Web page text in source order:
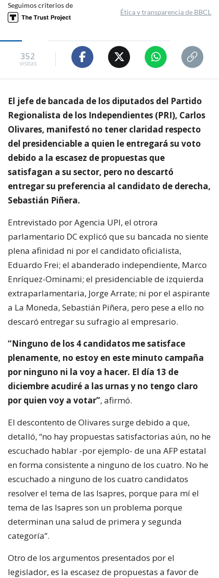
Seguimos criterios de
Ética y transparencia de BBCL
352
visitas
El jefe de bancada de los diputados del Partido
Regionalista de los Independientes (PRI), Carlos
Olivares, manifestó no tener claridad respecto
del presidenciable a quien le entregará su voto
debido a la escasez de propuestas que
satisfagan a su sector, pero no descartó
entregar su preferencia al candidato de derecha,
Sebastián Piñera.
Entrevistado por Agencia UPI, el otrora
parlamentario DC explicó que su bancada no siente
plena afinidad ni por el candidato oficialista,
Eduardo Frei; el abanderado independiente, Marco
Enríquez-Ominami; el presidenciable de izquierda
extraparlamentaria, Jorge Arrate; ni por el aspirante
a La Moneda, Sebastián Piñera, pero pese a ello no
descaró entregar su sufragio al empresario.
“Ninguno de los 4 candidatos me satisface
plenamente, no estoy en este minuto campaña
por ninguno ni la voy a hacer. El día 13 de
diciembre acudiré a las urnas y no tengo claro
por quien voy a votar”, afirmó.
El descontento de Olivares surge debido a que,
detalló, “no hay propuestas satisfactorias aún, no he
escuchado hablar -por ejemplo- de una AFP estatal
en forma consistente a ninguno de los cuatro. No he
escuchado a ninguno de los cuatro candidatos
resolver el tema de las Isapres, porque para mí el
tema de las Isapres son un problema porque
determinan una salud de primera y segunda
categoría”.
Otro de los argumentos presentados por el
legislador, es la escasez de propuestas a favor de